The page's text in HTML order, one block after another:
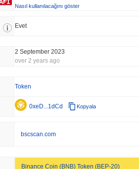
Nasıl kullanılacağını göster
Evet
2 September 2023
over 2 years ago
Token
0xeD...1dCd Kopyala
bscscan.com
Binance Coin (BNB) Token (BEP-20)